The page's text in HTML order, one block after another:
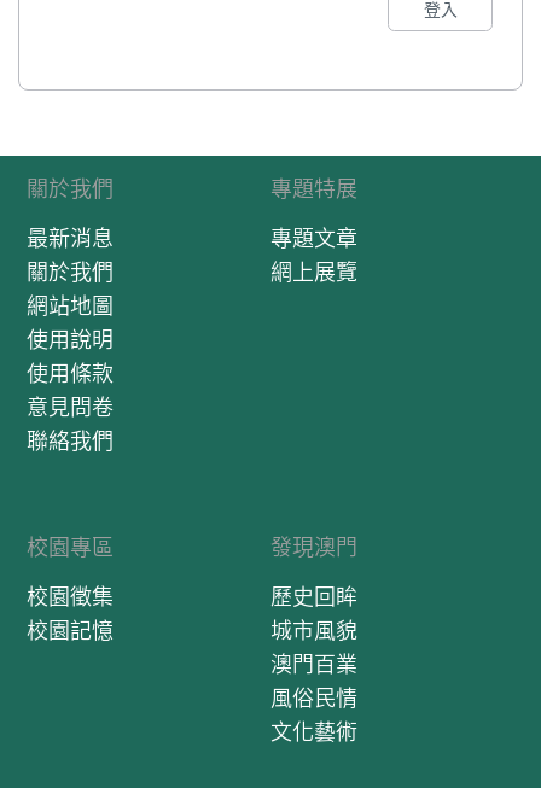
登入
關於我們
最新消息
關於我們
網站地圖
使用說明
使用條款
意見問卷
聯絡我們
專題特展
專題文章
網上展覽
校園專區
校園徵集
校園記憶
發現澳門
歷史回眸
城市風貌
澳門百業
風俗民情
文化藝術